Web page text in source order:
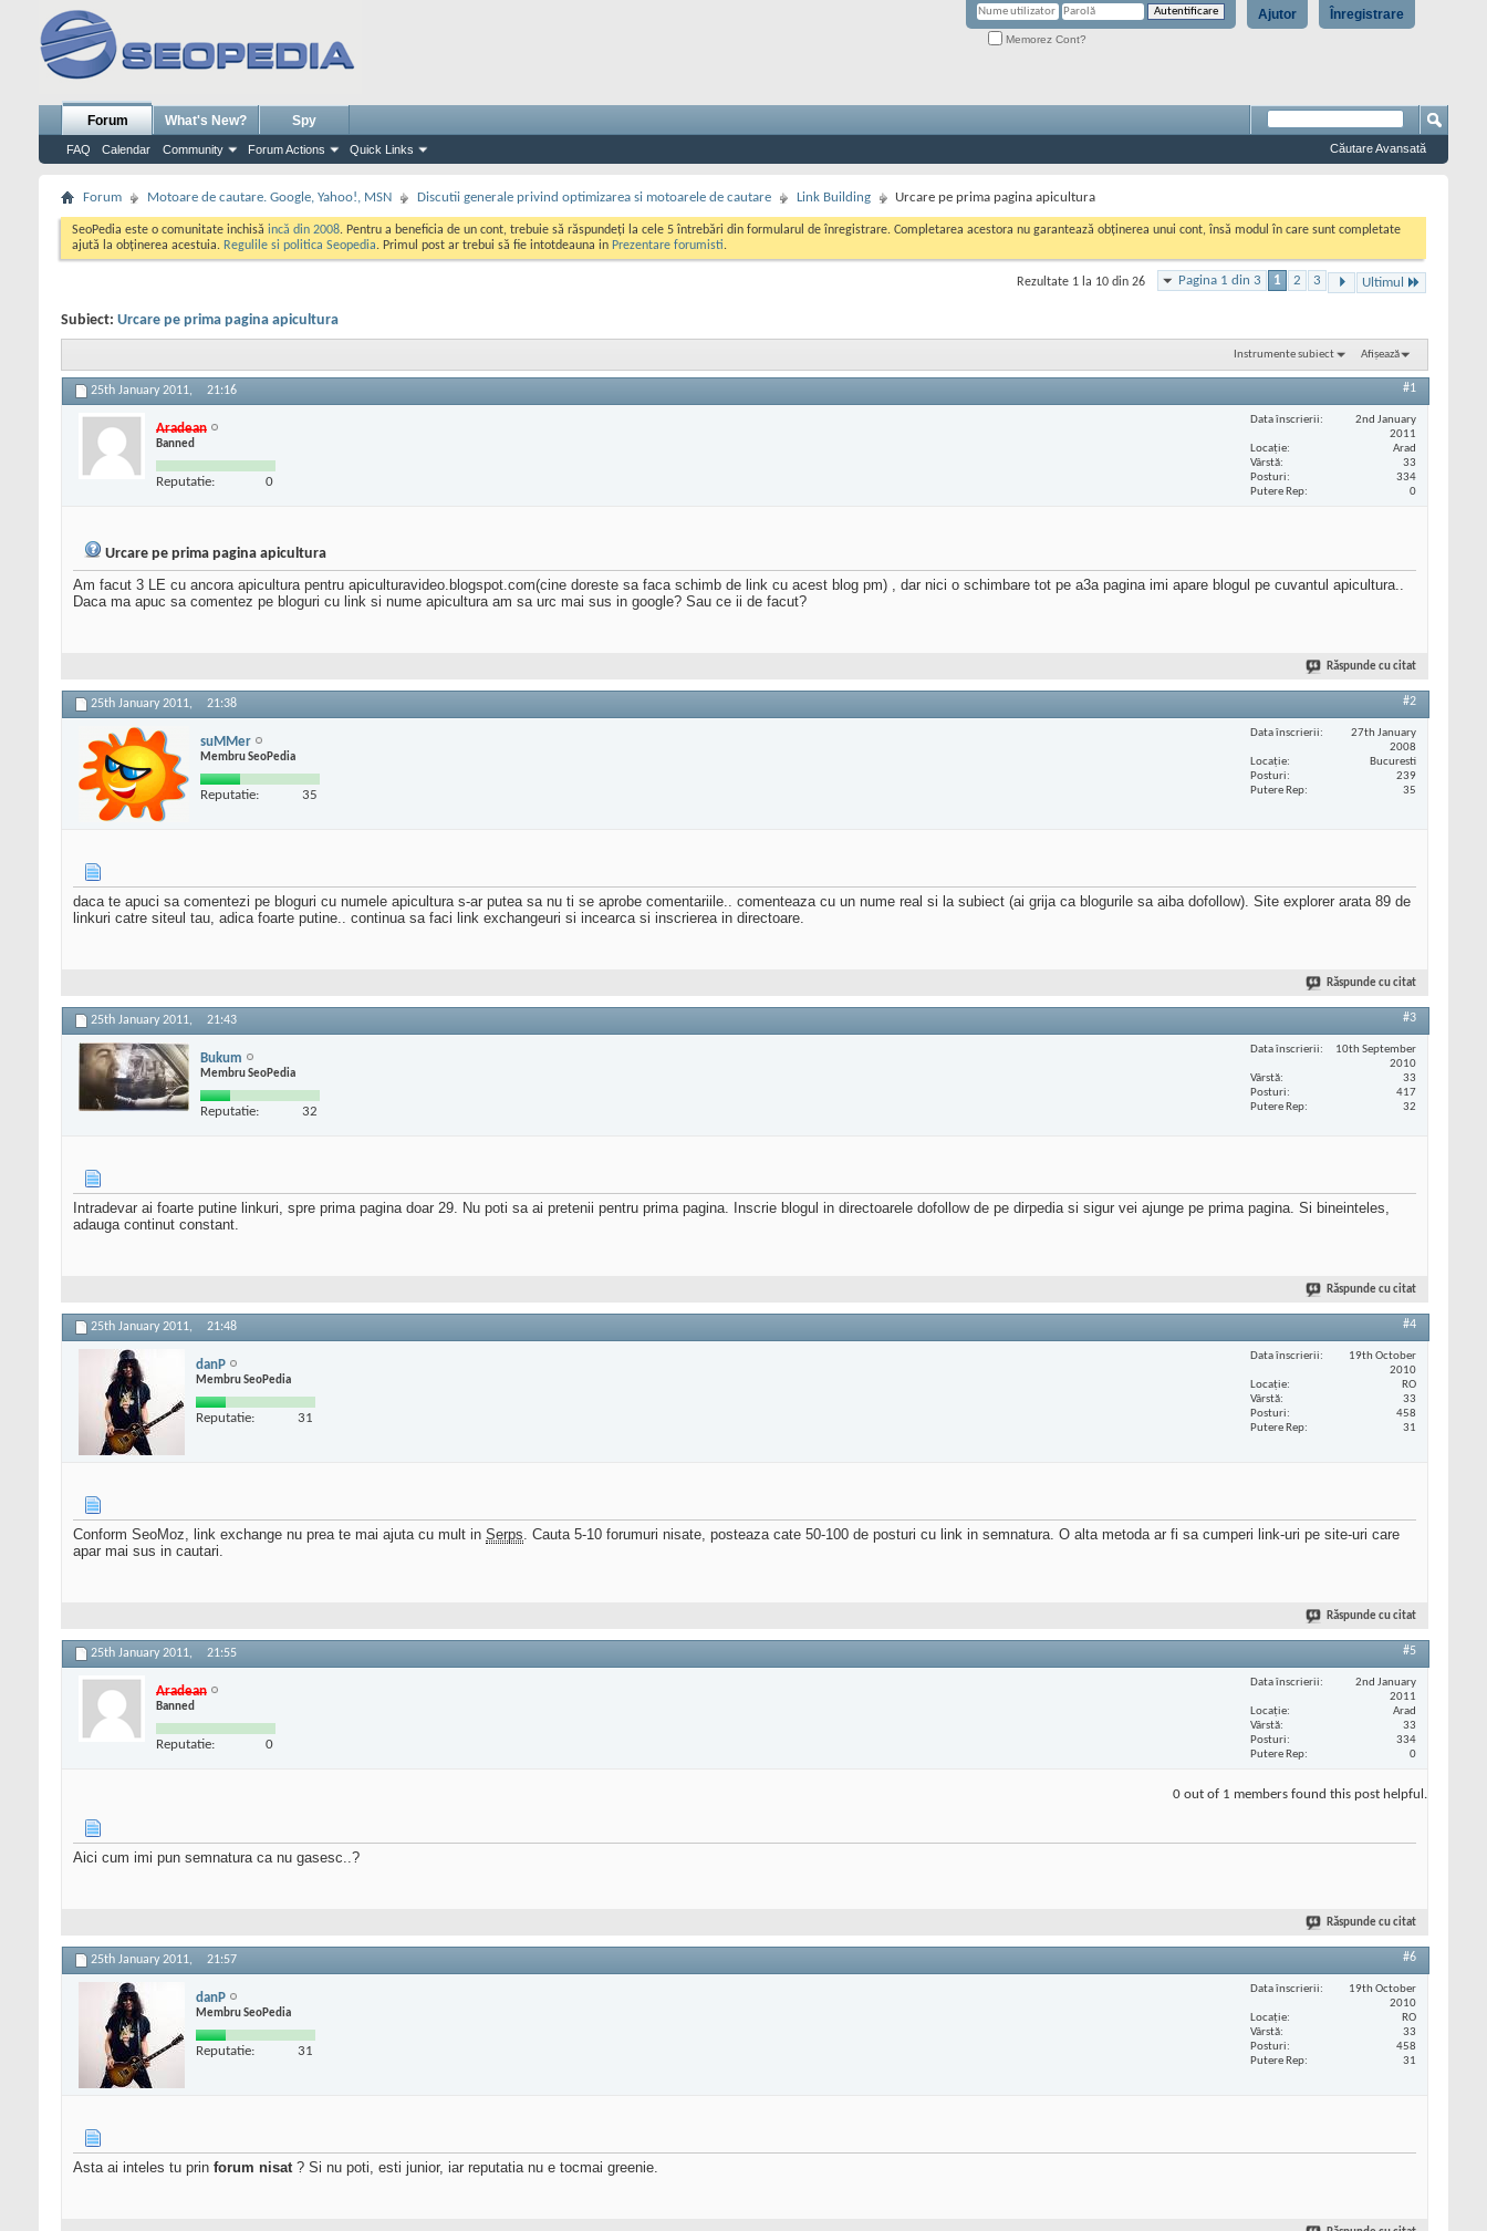
Înregistrare
Ajutor
Memorez Cont?
Forum
FAQ Calendar Community Forum Actions Quick Links
What's New? Spy
Căutare Avansată
Forum Motoare de cautare. Google, Yahoo!, MSN Discutii generale privind optimizarea si motoarele de cautare Link Building Urcare pe prima pagina apicultura
SeoPedia este o comunitate inchisă incă din 2008. Pentru a beneficia de un cont, trebuie să răspundeți la cele 5 întrebări din formularul de înregistrare. Completarea acestora nu garantează obținerea unui cont, însă modul în care sunt completate
ajută la obținerea acestuia. Regulile si politica Seopedia. Primul post ar trebui să fie intotdeauna in Prezentare forumisti.
Pagina 1 din 3 1 2 3 Ultimul
Rezultate 1 la 10 din 26
Subiect: Urcare pe prima pagina apicultura
Instrumente subiect Afișează
25th January 2011, 21:16 #1
Aradean
Banned
Reputatie: 0
Data înscrierii
2nd January
2011
Locaţie
Arad
Vârstă
33
Posturi
334
Putere Rep
0
Urcare pe prima pagina apicultura
Am facut 3 LE cu ancora apicultura pentru apiculturavideo.blogspot.com(cine doreste sa faca schimb de link cu acest blog pm) , dar nici o schimbare tot pe a3a pagina imi apare blogul pe cuvantul apicultura..
Daca ma apuc sa comentez pe bloguri cu link si nume apicultura am sa urc mai sus in google? Sau ce ii de facut?
Răspunde cu citat
25th January 2011, 21:38 #2
suMMer
Membru SeoPedia
Reputatie: 35
Data înscrierii
27th January
2008
Locaţie
Bucuresti
Posturi
239
Putere Rep
35
daca te apuci sa comentezi pe bloguri cu numele apicultura s-ar putea sa nu ti se aprobe comentariile.. comenteaza cu un nume real si la subiect (ai grija ca blogurile sa aiba dofollow). Site explorer arata 89 de
linkuri catre siteul tau, adica foarte putine.. continua sa faci link exchangeuri si incearca si inscrierea in directoare.
Răspunde cu citat
25th January 2011, 21:43 #3
Bukum
Membru SeoPedia
Reputatie: 32
Data înscrierii
10th September
2010
Vârstă
33
Posturi
417
Putere Rep
32
Intradevar ai foarte putine linkuri, spre prima pagina doar 29. Nu poti sa ai pretenii pentru prima pagina. Inscrie blogul in directoarele dofollow de pe dirpedia si sigur vei ajunge pe prima pagina. Si bineinteles,
adauga continut constant.
Răspunde cu citat
25th January 2011, 21:48 #4
danP
Membru SeoPedia
Reputatie: 31
Data înscrierii
19th October
2010
Locaţie
RO
Vârstă
33
Posturi
458
Putere Rep
31
Conform SeoMoz, link exchange nu prea te mai ajuta cu mult in Serps. Cauta 5-10 forumuri nisate, posteaza cate 50-100 de posturi cu link in semnatura. O alta metoda ar fi sa cumperi link-uri pe site-uri care
apar mai sus in cautari.
Răspunde cu citat
25th January 2011, 21:55 #5
Aradean
Banned
Reputatie: 0
Data înscrierii
2nd January
2011
Locaţie
Arad
Vârstă
33
Posturi
334
Putere Rep
0
0 out of 1 members found this post helpful.
Aici cum imi pun semnatura ca nu gasesc..?
Răspunde cu citat
25th January 2011, 21:57 #6
danP
Membru SeoPedia
Reputatie: 31
Data înscrierii
19th October
2010
Locaţie
RO
Vârstă
33
Posturi
458
Putere Rep
31
Asta ai inteles tu prin forum nisat? Si nu poti, esti junior, iar reputatia nu e tocmai greenie.